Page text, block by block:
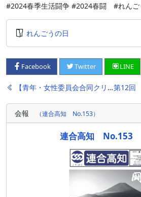
#2024春季生活闘争 #2024春闘 #れん
れんごうの日
Facebook Twitter LINE
投
稿
ナ
【青年・女性委員会合同クリスマスパーティー】
会報 （連合高知 No.153）
連合高知 No.153